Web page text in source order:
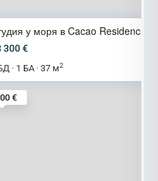
€
у моря в Cacao Residenc
300 €
· 1 БА · 37 м2